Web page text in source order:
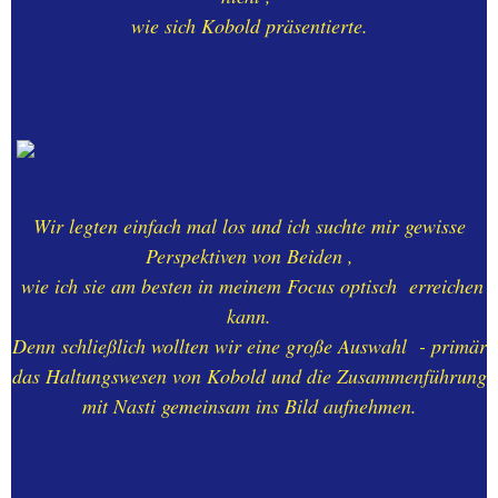
16.-BESONDERE SEITEN
16.08.2025-5 Alben mit
Michael Schulz
diverse FAHRTEN mit MARY
ROOS
18.-ROBBY`s Abschied in
wie sich Kobold präsentierte.
Wir legten einfach mal los und ich suchte mir gewisse
Perspektiven von Beiden ,
wie ich sie am besten in meinem Focus optisch erreichen
kann.
Denn schließlich wollten wir eine große Auswahl - primär
das Haltungswesen von Kobold und die Zusammenführung
mit Nasti gemeinsam ins Bild aufnehmen.